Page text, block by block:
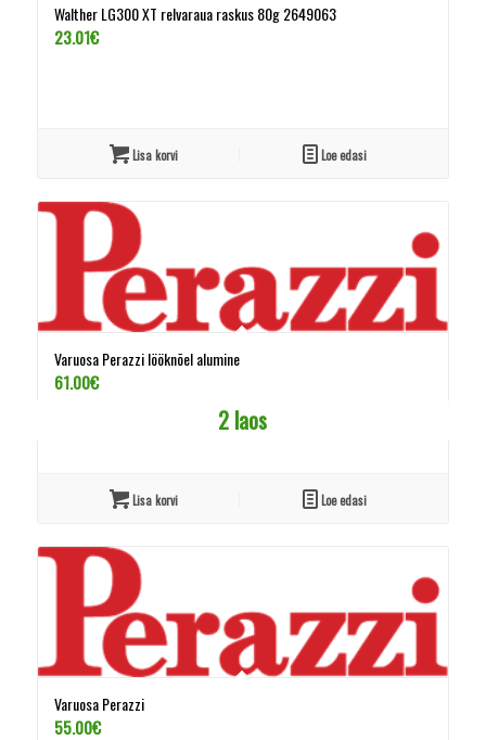
Walther LG300 XT relvaraua raskus 80g 2649063
23.01€
Lisa korvi Loe edasi
2 laos
Varuosa Perazzi lööknõel alumine
61.00€
Lisa korvi Loe edasi
Varuosa Perazzi
55.00€